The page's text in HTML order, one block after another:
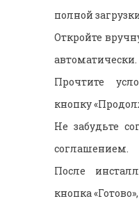
полной
Откройте
автоматически.
Прочтите
кнопку
Не забудьте
соглашением.
После
кнопка